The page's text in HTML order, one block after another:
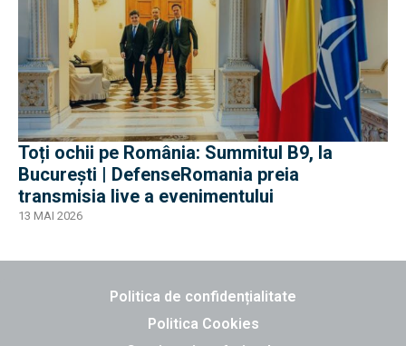
Toți ochii pe România: Summitul B9, la
București | DefenseRomania preia
transmisia live a evenimentului
13 MAI 2026
Politica de confidențialitate
Politica Cookies